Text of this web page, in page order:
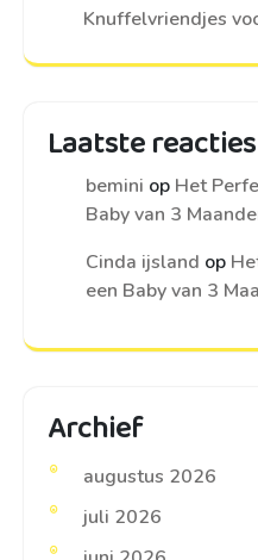
Knuffelvriendjes
Laatste reacties
bemini op Het
Baby van 3
Cinda ijsland op
een Baby van 3
Archief
augustus 2026
juli 2026